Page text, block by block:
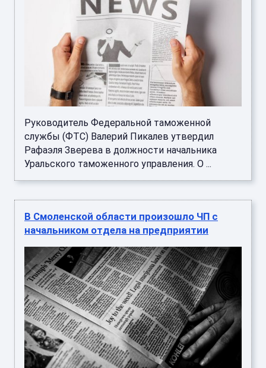
Руководитель Федеральной таможенной
службы (ФТС) Валерий Пикалев утвердил
Рафаэля Зверева в должности начальника
Уральского таможенного управления. О ...
В Смоленской области произошло ЧП с
начальником отдела на предприятии